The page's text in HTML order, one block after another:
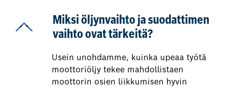
Miksi öljynvaihto ja suodattimen
vaihto ovat tärkeitä?
Usein unohdamme, kuinka upeaa työtä
moottoriöljy tekee mahdollistaen
moottorin osien liikkumisen hyvin